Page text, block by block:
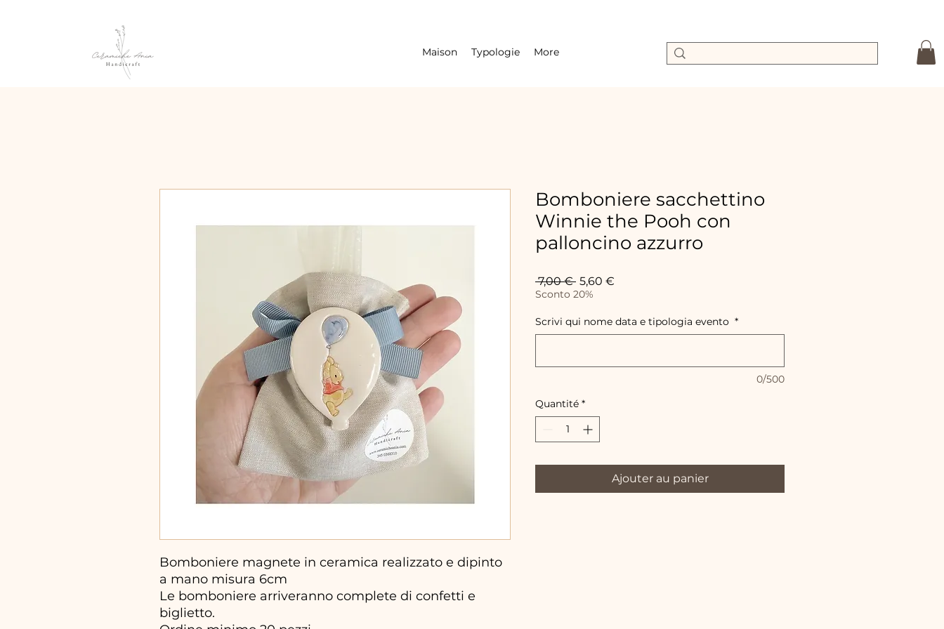
Maison Typologie More
Bomboniere magnete in ceramica realizzato e dipinto
a mano misura 6cm
Le bomboniere arriveranno complete di confetti e
biglietto.
Bomboniere sacchettino
Winnie the Pooh con
palloncino azzurro
7,00 € Prix
original
5,60 €
Sconto 20%
Scrivi qui nome data e tipologia evento *
0/500
Quantité *
Ajouter au panier